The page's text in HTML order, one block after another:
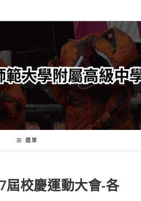
選單
屆校慶運動大會-各